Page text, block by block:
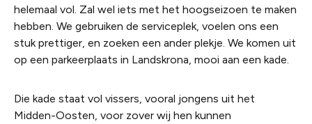
helemaal vol. Zal wel iets met het hoogseizoen te maken
hebben. We gebruiken de serviceplek, voelen ons een
stuk prettiger, en zoeken een ander plekje. We komen uit
op een parkeerplaats in Landskrona, mooi aan een kade.
Die kade staat vol vissers, vooral jongens uit het
Midden-Oosten, voor zover wij hen kunnen